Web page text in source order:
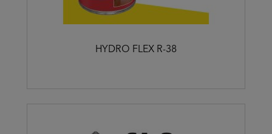
HYDRO FLEX R-38